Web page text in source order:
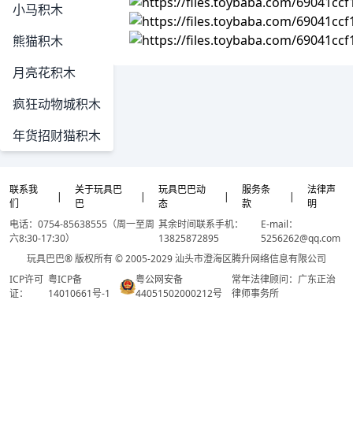
小马积木
熊猫积木
月亮花积木
疯狂动物城积木
年货招财猫积木
联系我
们
|
关于玩具巴
巴
|
玩具巴巴动
态
|
服务条
款
|
法律声
明
电话：0754-85638555（周一至周
六8:30-17:30）
其余时间联系手机：
13825872895
E-mail：
5256262@qq.com
玩具巴巴® 版权所有 © 2005-2029 汕头市澄海区腾升网络信息有限公司
ICP许可
证：
粤ICP备
14010661号-1
粤公网安备
44051502000212号
常年法律顾问：广东正治
律师事务所